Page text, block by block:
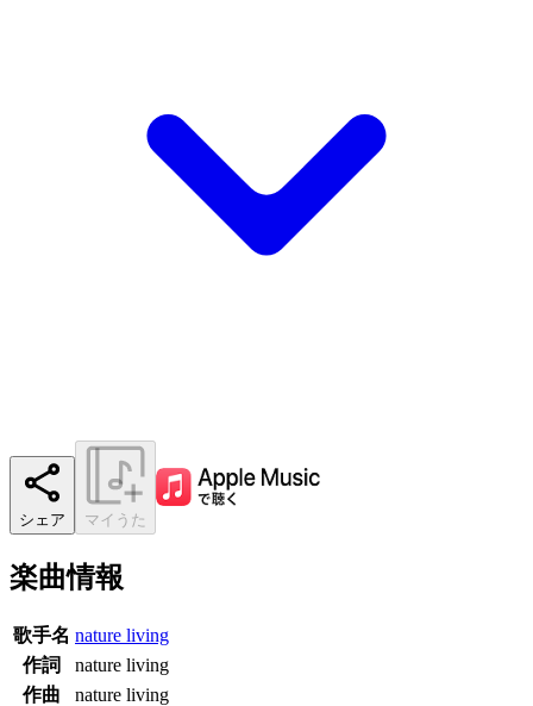
シェア マイうた
楽曲情報
歌手名 nature living
作詞
nature living
作曲
nature living